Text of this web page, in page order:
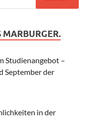
MARBURGER.
Studienangebot –
September der
in der